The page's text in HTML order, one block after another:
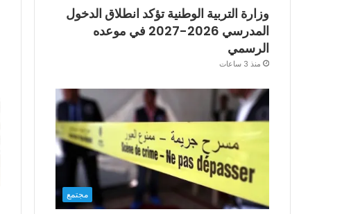
وزارة التربية الوطنية تؤكد انطلاق الدخول
المدرسي 2026-2027 في موعده
الرسمي
منذ 3 ساعات
مجتمع